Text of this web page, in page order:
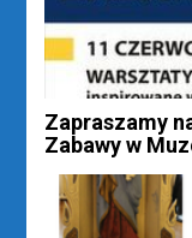
Zapraszamy
Zabawy w